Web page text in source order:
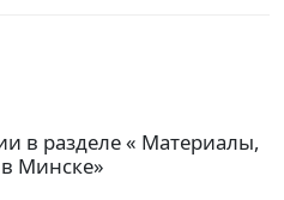
в разделе « Материалы,
Минске»